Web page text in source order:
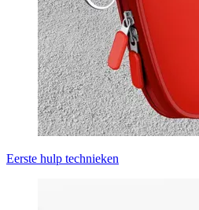
Eerste hulp technieken